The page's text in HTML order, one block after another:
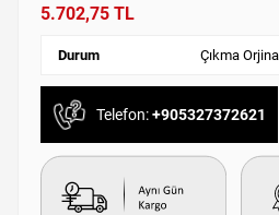
5.702,75 TL
Durum Çıkma
Telefon:+905327372621